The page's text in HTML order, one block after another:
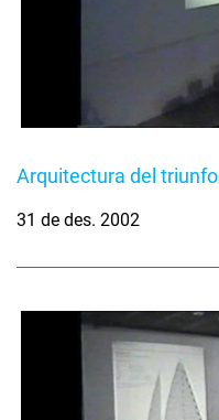
Arquitectura del triunfo
31 de des. 2002